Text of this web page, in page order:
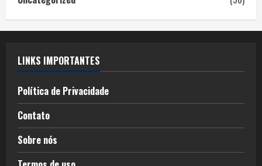
LINKS IMPORTANTES
Política de Privacidade
Contato
Sobre nós